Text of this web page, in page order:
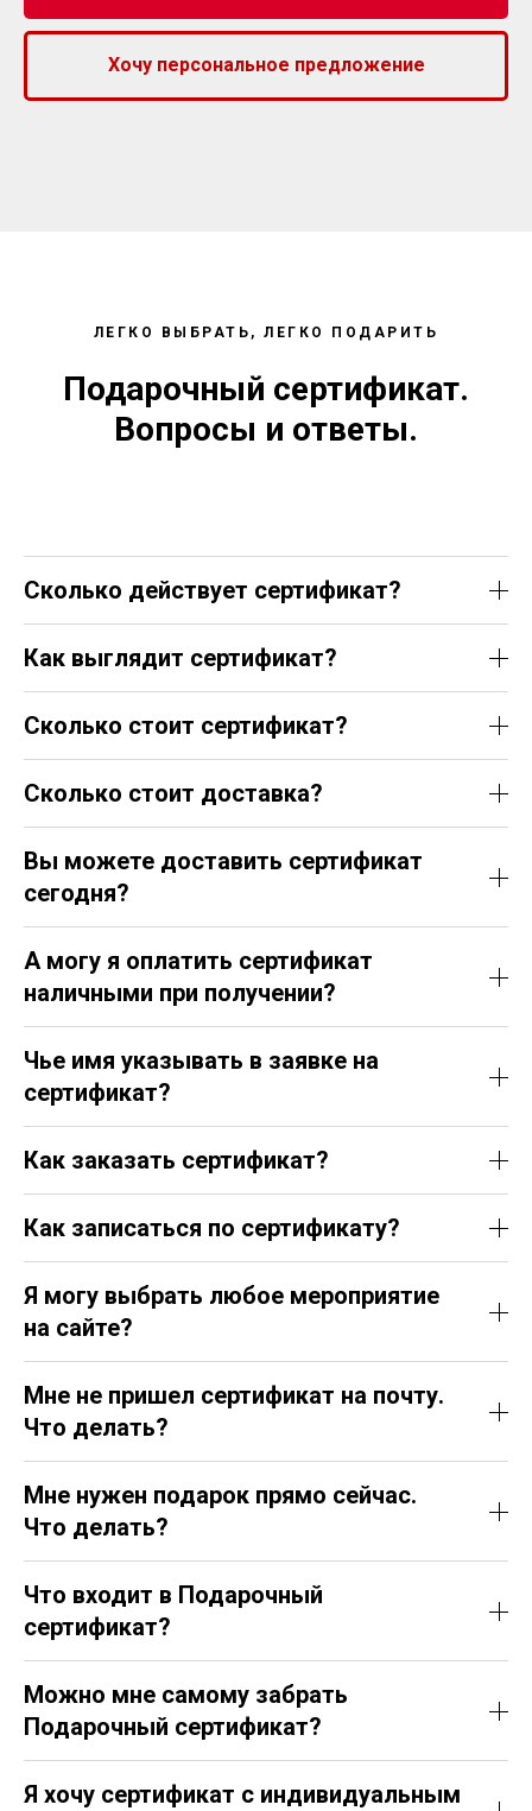
Хочу персональное предложение
ЛЕГКО ВЫБРАТЬ, ЛЕГКО ПОДАРИТЬ
Подарочный сертификат.
Вопросы и ответы.
Сколько действует сертификат?
Как выглядит сертификат?
Сколько стоит сертификат?
Сколько стоит доставка?
Вы можете доставить сертификат
сегодня?
А могу я оплатить сертификат
наличными при получении?
Чье имя указывать в заявке на
сертификат?
Как заказать сертификат?
Как записаться по сертификату?
Я могу выбрать любое мероприятие
на сайте?
Мне не пришел сертификат на почту.
Что делать?
Мне нужен подарок прямо сейчас.
Что делать?
Что входит в Подарочный
сертификат?
Можно мне самому забрать
Подарочный сертификат?
Я хочу сертификат с индивидуальным